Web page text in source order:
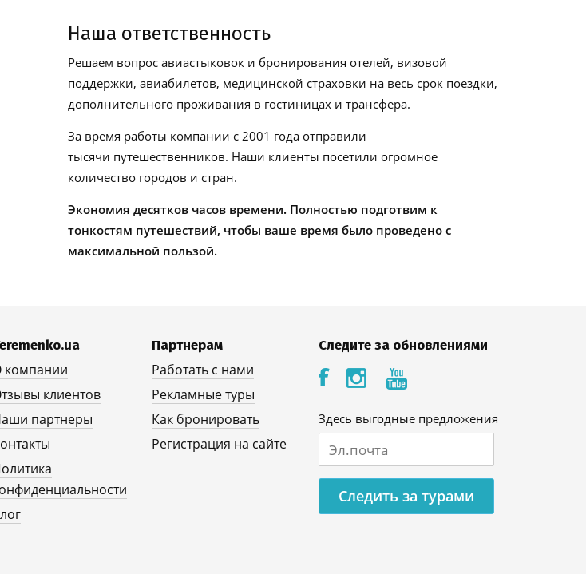
Наша ответственность
Решаем вопрос авиастыковок и бронирования отелей, визовой
поддержки, авиабилетов, медицинской страховки на весь срок поездки,
дополнительного проживания в гостиницах и трансфера.
За время работы компании с 2001 года отправили
тысячи путешественников. Наши клиенты посетили огромное
количество городов и стран.
Экономия десятков часов времени. Полностью подготвим к
тонкостям путешествий, чтобы ваше время было проведено с
максимальной пользой.
компании
клиентов
партнеры
Партнерам
Работать с нами
Рекламные туры
Как бронировать
Регистрация на сайте
Следите за обновлениями
Здесь выгодные предложения
Следить за турами